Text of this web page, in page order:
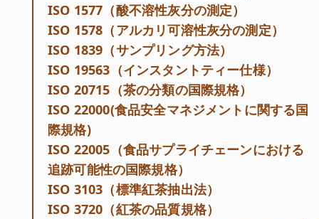
ISO 1577（酸不溶性灰分の測定）
ISO 1578（アルカリ可溶性灰分の測定）
ISO 1839（サンプリング方法）
ISO 19563（インスタントティー仕様）
ISO 20715（茶の分類の国際規格）
ISO 22000(食品安全マネジメントに関する国
際規格)
ISO 22005（食品サプライチェーンにおける
追跡可能性の国際規格）
ISO 3103（標準紅茶抽出法）
ISO 3720（紅茶の品質規格）